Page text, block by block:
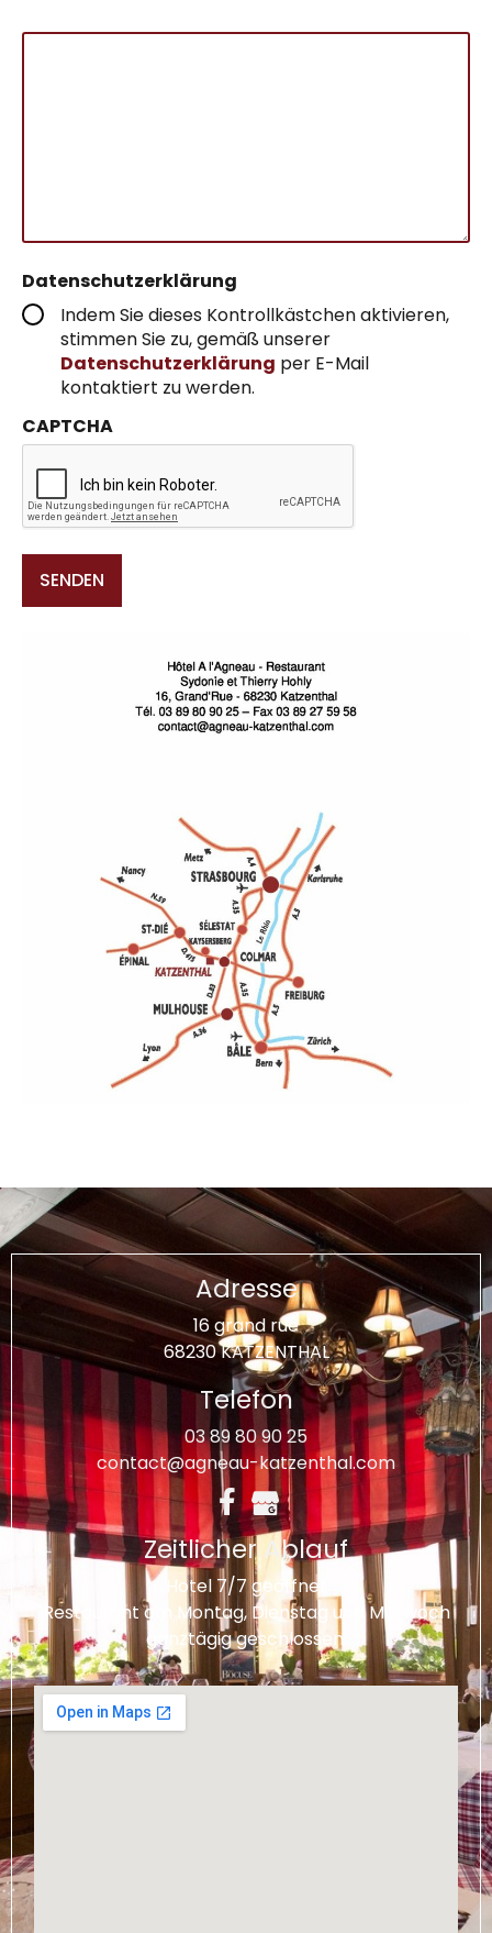
Datenschutzerklärung
Indem Sie dieses Kontrollkästchen aktivieren,
stimmen Sie zu, gemäß unserer
Datenschutzerklärung per E-Mail
kontaktiert zu werden.
CAPTCHA
Adresse
16 grand rue
68230 KATZENTHAL
Telefon
03 89 80 90 25
contact@agneau-katzenthal.com
Zeitlicher Ablauf
Hotel 7/7 geöffnet
Restaurant am Montag, Dienstag und Mittwoch
ganztägiggeschlossen.